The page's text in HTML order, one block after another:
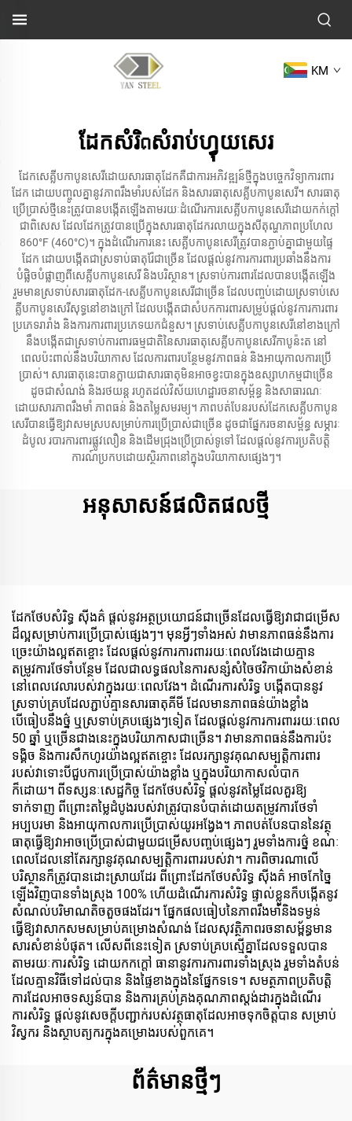
KM
ដែកសំរិດសំរាប់ហ្វុយសេរ
ដែកសេគ្លីបកាបូនសេរីដោយសារធាតុដែកគឺជាការអភិវឌ្ឍន៍ថ្មីក្នុងបច្ចេកវិទ្យាការពារ
ដែក ដោយបញ្ចូលគ្នានូវភាពរឹងមាំរបស់ដែក និងសារធាតុសេគ្លីបកាបូនសេរី។ សារធាតុ
ប្រើប្រាស់ថ្មីនេះត្រូវបានបង្កើតឡើងតាមរយៈដំណើរការសេគ្លីបកាបូនសេរីដោយកក់ក្តៅ
ជាពិសេស ដែលដែកត្រូវបានប្រើក្នុងសារធាតុដែករលាយក្នុងសីតុណ្ហភាពប្រហែល
860°F (460°C)។ ក្នុងដំណើរការនេះ សេគ្លីបកាបូនសេរីត្រូវបានភ្ជាប់គ្នាជាមួយផ្ទៃ
ដែក ដោយបង្កើតជាស្រទាប់ធាតុរ៉ែជាច្រើន ដែលផ្តល់នូវការការពារប្រឆាំងនឹងការ
បំផ្លិចបំផ្លាញពីសេគ្លីបកាបូនសេរី និងបរិស្ថាន។ ស្រទាប់ការពារដែលបានបង្កើតឡើង
រួមមានស្រទាប់សារធាតុដែក-សេគ្លីបកាបូនសេរីជាច្រើន ដែលបញ្ចប់ដោយស្រទាប់សេ
គ្លីបកាបូនសេរីសុទ្ធនៅខាងក្រៅ ដែលបង្កើតជាសំបកការពារសម្រូប់ផ្តល់នូវការការពារ
ប្រភេទរារាំង និងការការពារប្រភេទយកជំនួស។ ស្រទាប់សេគ្លីបកាបូនសេរីនៅខាងក្រៅ
នឹងបង្កើតជាស្រទាប់ការពារធម្មជាតិនៃសារធាតុសេគ្លីបកាបូនសេរីកាបូន៉ះត នៅ
ពេលប៉ះពាល់នឹងបរិយាកាស ដែលការពារបន្ថែមនូវភាពធន់ និងអាយុកាលការប្រើ
ប្រាស់។ សារធាតុនេះបានក្លាយជាសារធាតុមិនអាចខ្វះបានក្នុងឧស្សាហកម្មជាច្រើន
ដូចជាសំណង់ និងរថយន្ត រហូតដល់វិស័យហេដ្ឋារចនាសម្ព័ន្ធ និងសាធារណៈ
ដោយសារភាពរឹងមាំ ភាពធន់ និងតម្លៃសមរម្យ។ ភាពបត់បែនរបស់ដែកសេគ្លីបកាបូន
សេរីបានធ្វើឱ្យវាសមស្របសម្រាប់ការប្រើប្រាស់ជាច្រើន ដូចជាផ្នែករចនាសម្ព័ន្ធ សម្ភារៈ
ដំបូល របារការពារផ្លូវលឿន និងដើមជ្រុងប្រើប្រាស់ទូទៅ ដែលផ្តល់នូវការប្រតិបត្តិ
ការណ៍ប្រកបដោយស្ថិរភាពនៅក្នុងបរិយាកាសផ្សេងៗ។
អនុសាសន៍ផលិតផលថ្មី
ដែកថែបសំរិទ្ធ​ ស៊ីងគ៌ ផ្តល់នូវអត្ថប្រយោជន៍ជាច្រើនដែលធ្វើឱ្យវាជាជម្រើស
ដ៏ល្អសម្រាប់ការប្រើប្រាស់ផ្សេងៗ។ មុនអ្វីៗទាំងអស់ វាមានភាពធន់នឹងការ
ច្រេះយ៉ាងល្អឥតខ្ចោះ ដែលផ្តល់នូវការការពាររយៈពេលវែងដោយគ្មាន
តម្រូវការថែទាំបន្ថែម ដែលជាលទ្ធផលនៃការសន្សំសំចៃថវិកាយ៉ាងសំខាន់
នៅពេលវេលារបស់វាក្នុងរយៈពេលវែង។ ដំណើរការសំរិទ្ធ​ បង្កើតបាននូវ
ស្រទាប់គ្របដែលភ្ជាប់គ្មានសារធាតុគីមី ដែលមានភាពធន់យ៉ាងខ្លាំង
បើធៀបនឹងថ្ន៌ ឬស្រទាប់គ្របផ្សេងៗទៀត ដែលផ្តល់នូវការការពាររយៈពេល
50 ឆ្នាំ ឬច្រើនជាងនេះក្នុងបរិយាកាសជាច្រើន។ វាមានភាពធន់នឹងការប៉ះ
ទង្គិច និងការសឹកហូរយ៉ាងល្អឥតខ្ចោះ ដែលរក្សានូវគុណសម្បត្តិការពារ
របស់វាទោះបីជួបការប្រើប្រាស់យ៉ាងខ្លាំង ឬក្នុងបរិយាកាសលំបាក
ក៏ដោយ។ ពីទស្សនៈសេដ្ឋកិច្ច ដែកថែបសំរិទ្ធ​ ផ្តល់នូវតម្លៃដែលគួរឱ្យ
ទាក់ទាញ ពីព្រោះតម្លៃដំបូងរបស់វាត្រូវបានបំបាត់ដោយតម្រូវការថែទាំ
អប្បបរមា និងអាយុកាលការប្រើប្រាស់យូរអង្វែង។ ភាពបត់បែនបាននៃវត្ថុ
ធាតុធ្វើឱ្យវាអាចប្រើប្រាស់ជាមួយជម្រើសបញ្ចប់ផ្សេងៗ រួមទាំងការថ្ន៌ ខណៈ
ពេលដែលនៅតែរក្សានូវគុណសម្បត្តិការពាររបស់វា។ ការពិចារណាលើ
បរិស្ថានក៏ត្រូវបានដោះស្រាយដែរ ពីព្រោះដែកថែបសំរិទ្ធ​ ស៊ីងគ៌ អាចកែច្នៃ
ឡើងវិញបានទាំងស្រុង 100% ហើយដំណើរការសំរិទ្ធ​ ផ្ទាល់ខ្លួនក៏បង្កើតនូវ
សំណល់បរិមាណតិចតួចផងដែរ។ ផ្នែកផលធៀបនៃភាពរឹងមាំនិងទម្ងន់
ធ្វើឱ្យវាសាកសមសម្រាប់គម្រោងសំណង់ ដែលសុវត្ថិភាពរចនាសម្ព័ន្ធមាន
សារសំខាន់បំផុត។ លើសពីនេះទៀត ស្រទាប់គ្របស្មើគ្នាដែលទទួលបាន
តាមរយៈការសំរិទ្ធ​ ដោយកកក្តៅ ធានានូវការការពារទាំងស្រុង រួមទាំងតំបន់
ដែលគ្មានវិធីទៅដល់បាន និងផ្ទៃខាងក្នុងនៃផ្នែកទទេ។ សមត្ថភាពប្រតិបត្តិ
ការដែលអាចទស្សន៍បាន និងការគ្រប់គ្រងគុណភាពស្តង់ដារក្នុងដំណើរ
ការសំរិទ្ធ​ ផ្តល់នូវសេចក្តីបញ្ជាក់របស់វត្ថុធាតុដែលអាចទុកចិត្តបាន សម្រាប់
វិស្វករ និងស្ថាបត្យករក្នុងគម្រោងរបស់ពួកគេ។
ព័ត៌មានថ្មីៗ